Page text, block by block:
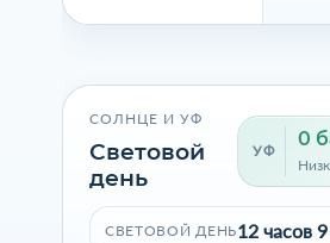
СОЛНЦЕ И УФ
Световой
день
УФ
0
СВЕТОВОЙ ДЕНЬ12 часов